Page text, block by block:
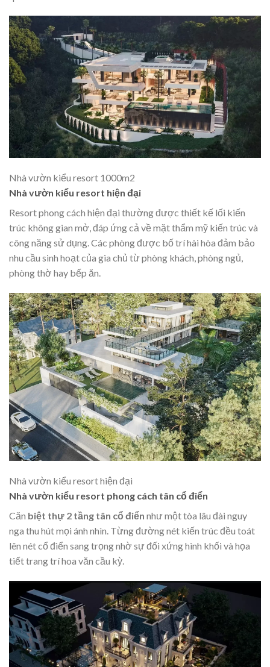
Nhà vườn kiểu resort 1000m2
Nhà vườn kiểu resort hiện đại
Resort phong cách hiện đại thường được thiết kế lối kiến
trúc không gian mở, đáp ứng cả về mặt thẩm mỹ kiến trúc và
công năng sử dụng. Các phòng được bố trí hài hòa đảm bảo
nhu cầu sinh hoạt của gia chủ từ phòng khách, phòng ngủ,
phòng thờ hay bếp ăn.
Nhà vườn kiểu resort hiện đại
Nhà vườn kiểu resort phong cách tân cổ điển
Căn biệt thự 2 tầng tân cổ điển như một tòa lâu đài nguy
nga thu hút mọi ánh nhìn. Từng đường nét kiến trúc đều toát
lên nét cổ điển sang trọng nhờ sự đối xứng hình khối và họa
tiết trang trí hoa văn cầu kỳ.